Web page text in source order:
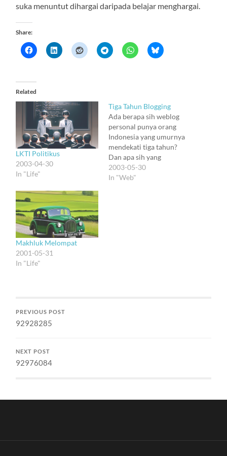
suka menuntut dihargai daripada belajar menghargai.
Share:
Related
LKTI Politikus
2003-04-30
In "Life"
Tiga Tahun Blogging
Ada berapa sih weblog
personal punya orang
Indonesia yang umurnya
mendekati tiga tahun?
Dan apa sih yang
diceritain di weblog yang
bisa bertahan lama gitu?
2003-05-30
In "Web"
Makhluk Melompat
2001-05-31
In "Life"
PREVIOUS POST
92928285
NEXT POST
92976084